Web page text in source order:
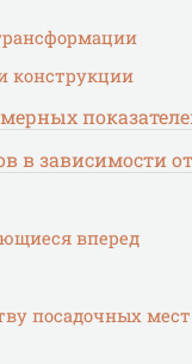
конструкции
в зависимости
вперед
посадочных мест